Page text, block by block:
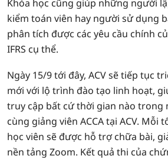
Khóa học cũng giúp những người
kiểm toán viên hay người sử dụng
phân tích được các yêu cầu chính
IFRS cụ thể.
Ngày 15/9 tới đây, ACV sẽ tiếp tục
mới với lộ trình đào tạo linh hoạt,
truy cập bất cứ thời gian nào trong
cùng giảng viên ACCA tại ACV. Mỗi
học viên sẽ được hỗ trợ chữa bài,
nền tảng Zoom. Kết quả thi của